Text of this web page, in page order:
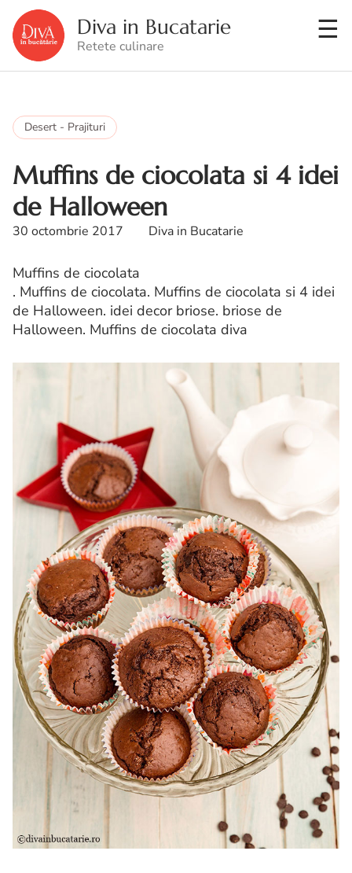
Diva in Bucatarie
Retete culinare
Desert - Prajituri
Muffins de ciocolata si 4 idei
de Halloween
30 octombrie 2017 Diva in Bucatarie
Muffins de ciocolata
. Muffins de ciocolata. Muffins de ciocolata si 4 idei
de Halloween. idei decor briose. briose de
Halloween. Muffins de ciocolata diva